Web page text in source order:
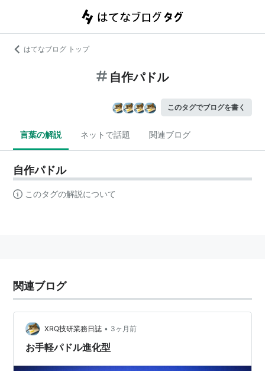
はてなブログ トップ
自作パドル
このタグでブログを書く
言葉の解説 ネットで話題 関連ブログ
自作パドル
このタグの解説について
関連ブログ
XRQ技研業務日誌 • 3ヶ月前
お手軽パドル進化型